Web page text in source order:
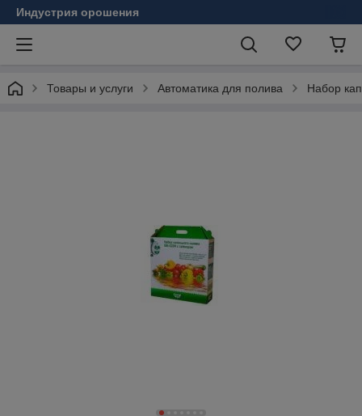
Индустрия орошения
Товары и услуги Автоматика для полива Набор